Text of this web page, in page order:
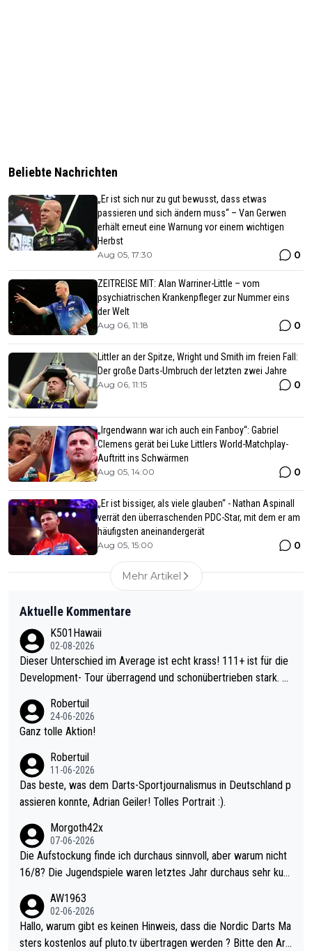
Beliebte Nachrichten
„Er ist sich nur zu gut bewusst, dass etwas
passieren und sich ändern muss“ – Van Gerwen
erhält erneut eine Warnung vor einem wichtigen
Herbst
Aug 05, 17:30 0
ZEITREISE MIT: Alan Warriner-Little – vom
psychiatrischen Krankenpfleger zur Nummer eins
der Welt
Aug 06, 11:18 0
Littler an der Spitze, Wright und Smith im freien Fall:
Der große Darts-Umbruch der letzten zwei Jahre
Aug 06, 11:15 0
„Irgendwann war ich auch ein Fanboy“: Gabriel
Clemens gerät bei Luke Littlers World-Matchplay-
Auftritt ins Schwärmen
Aug 05, 14:00 0
„Er ist bissiger, als viele glauben“ - Nathan Aspinall
verrät den überraschenden PDC-Star, mit dem er am
häufigsten aneinandergerät
Aug 05, 15:00 0
Mehr Artikel
Aktuelle Kommentare
K501Hawaii
02-08-2026
Dieser Unterschied im Average ist echt krass! 111+ ist für die
Development- Tour überragend und schonübertrieben stark. U
mal 40+ erst recht. Da gewinnst keinen Blumentopf - ist ja noc
h krasser wie ein Pokalspiel eines Kreisligisten vs einem Bund
Robertuil
24-06-2026
Ganz tolle Aktion!
Robertuil
11-06-2026
Das beste, was dem Darts-Sportjournalismus in Deutschland p
assieren konnte, Adrian Geiler! Tolles Portrait :).
Morgoth42x
07-06-2026
Die Aufstockung finde ich durchaus sinnvoll, aber warum nicht
16/8? Die Jugendspiele waren letztes Jahr durchaus sehr kurz
Allerdings ist Mitchell Lawrie als Nummer 1 der Welt eh qualifi
ziert. Somit ändert die automatische Qualifikation des Weltmei
sters erstmal nichts. Ich denke sie wollen damit für nächstes J
AW1963
02-06-2026
Hallo, warum gibt es keinen Hinweis, dass die Nordic Darts Ma
sters kostenlos auf pluto.tv übertragen werden ? Bitte den Arti